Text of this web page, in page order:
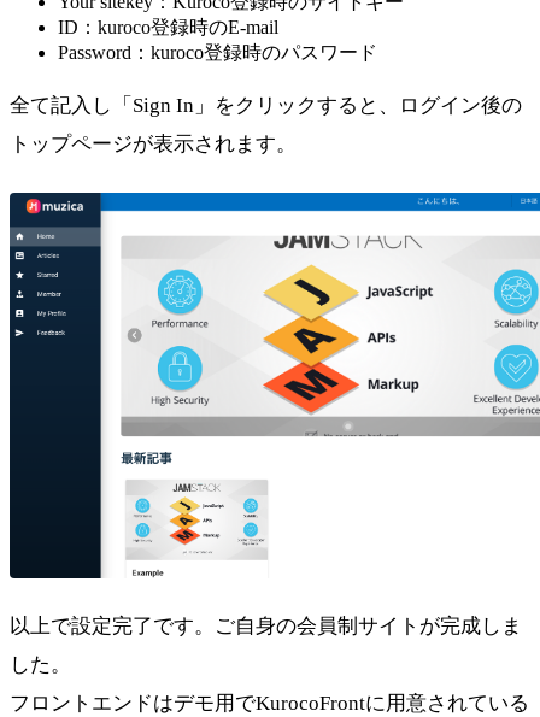
ID：kuroco登録時のE-mail
Password：kuroco登録時のパスワード
全て記入し「Sign In」をクリックすると、ログイン後の
トップページが表示されます。
以上で設定完了です。ご自身の会員制サイトが完成しま
した。
フロントエンドはデモ用でKurocoFrontに用意されている